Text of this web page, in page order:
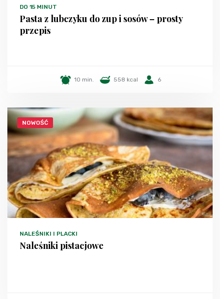
DO 15 MINUT
Pasta z lubczyku do zup i sosów – prosty
przepis
10 min. 558 kcal 6
NOWOŚĆ
NALEŚNIKI I PLACKI
Naleśniki pistacjowe